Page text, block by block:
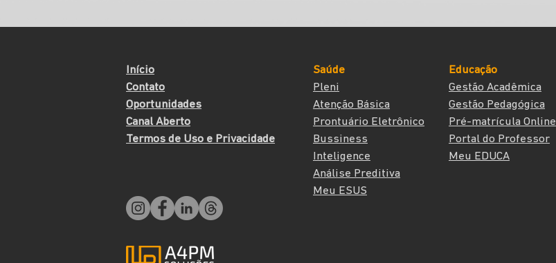
Início
Contato
Oportunidades
Canal Aberto
Termos de Uso e Privacidade
Saúde
Pleni
Atenção Básica
Prontuário Eletrônico
Bussiness
Inteligence
Análise Preditiva
Meu ESUS
Educação
Gestão Acadêmica
Gestão Pedagógica
Pré-matrícula Online
Portal do Professor
Meu EDUCA